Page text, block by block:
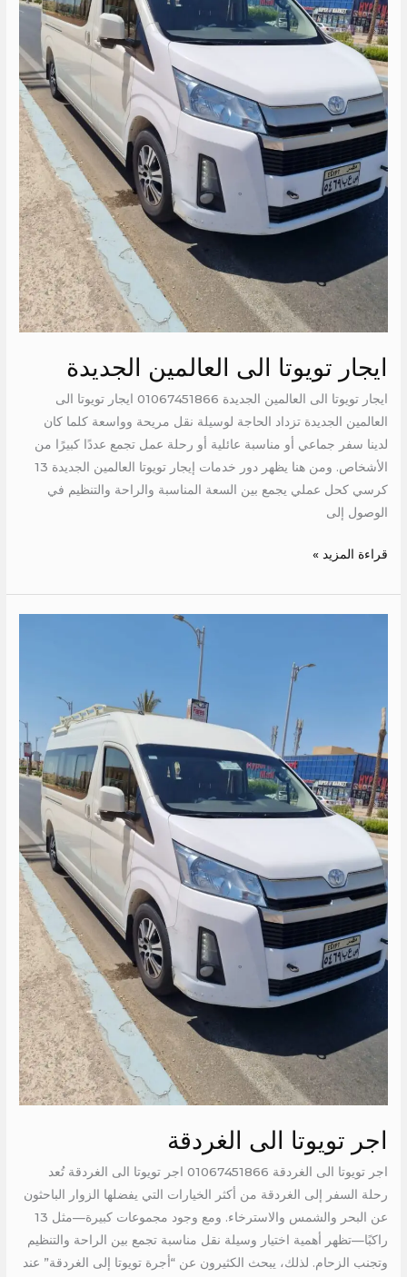
ايجار تويوتا الى العالمين الجديدة
ايجار تويوتا الى العالمين الجديدة 01067451866 ايجار تويوتا الى
العالمين الجديدة تزداد الحاجة لوسيلة نقل مريحة وواسعة كلما كان
لدينا سفر جماعي أو مناسبة عائلية أو رحلة عمل تجمع عددًا كبيرًا من
الأشخاص. ومن هنا يظهر دور خدمات إيجار تويوتا العالمين الجديدة 13
كرسي كحل عملي يجمع بين السعة المناسبة والراحة والتنظيم في
الوصول إلى
قراءة المزيد »
اجر تويوتا الى الغردقة
اجر تويوتا الى الغردقة 01067451866 اجر تويوتا الى الغردقة تُعد
رحلة السفر إلى الغردقة من أكثر الخيارات التي يفضلها الزوار الباحثون
عن البحر والشمس والاسترخاء. ومع وجود مجموعات كبيرة—مثل 13
راكبًا—تظهر أهمية اختيار وسيلة نقل مناسبة تجمع بين الراحة والتنظيم
وتجنب الزحام. لذلك، يبحث الكثيرون عن “أجرة تويوتا إلى الغردقة” عند